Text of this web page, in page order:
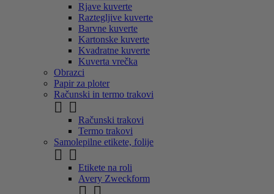
Rjave kuverte
Raztegljive kuverte
Barvne kuverte
Kartonske kuverte
Kvadratne kuverte
Kuverta vrečka
Obrazci
Papir za ploter
Računski in termo trakovi
 
Računski trakovi
Termo trakovi
Samolepilne etikete, folije
 
Etikete na roli
Avery Zweckform